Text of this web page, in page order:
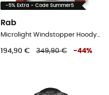
-5% Extra - Code Summer5
Rab
Microlight Windstopper Hoody - Doudoune homme
194,90 € 349,90 € -44%